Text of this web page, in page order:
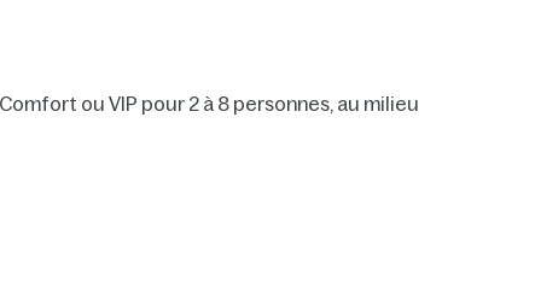
ou VIP pour 2 à 8 personnes, au milieu